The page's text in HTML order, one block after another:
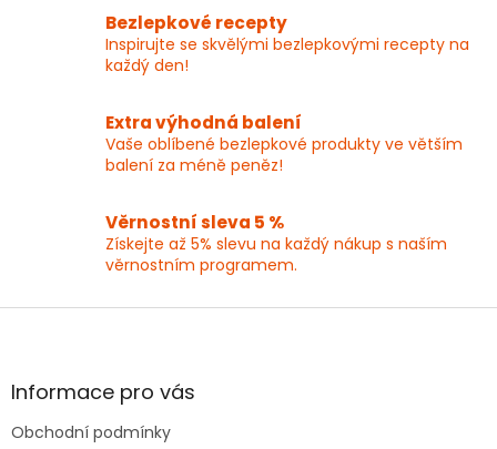
í
p
r
y
v
ý
s
u
Bezlepkové recepty
Inspirujte se skvělými bezlepkovými recepty na
každý den!
Extra výhodná balení
Vaše oblíbené bezlepkové produkty ve větším
balení za méně peněz!
Věrnostní sleva 5 %
Získejte až 5% slevu na každý nákup s naším
věrnostním programem.
Z
aInformace pro vás
Obchodní podmínky